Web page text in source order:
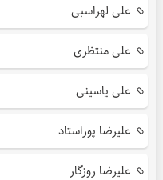
علی لهراسبی
علی منتظری
علی یاسینی
علیرضا پوراستاد
علیرضا روزگار